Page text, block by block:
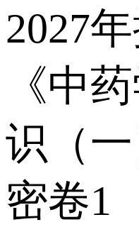
2027
《中
识（
密卷1